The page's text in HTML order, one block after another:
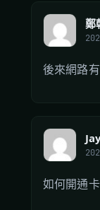
鄭
後來網路
如何開通